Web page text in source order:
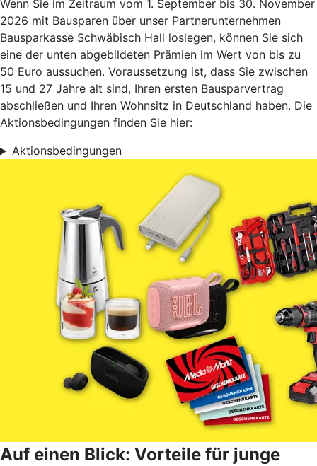
Wenn Sie im Zeitraum vom 1. September bis 30. November
2026 mit Bausparen über unser Partnerunternehmen
Bausparkasse Schwäbisch Hall loslegen, können Sie sich
eine der unten abgebildeten Prämien im Wert von bis zu
50 Euro aussuchen. Voraussetzung ist, dass Sie zwischen
15 und 27 Jahre alt sind, Ihren ersten Bausparvertrag
abschließen und Ihren Wohnsitz in Deutschland haben. Die
Aktionsbedingungen finden Sie hier:
Aktionsbedingungen
Auf einen Blick: Vorteile für junge